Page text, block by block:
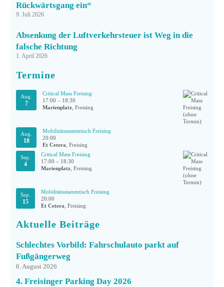
Rückwärtsgang ein“
9. Juli 2026
Absenkung der Luftverkehrsteuer ist Weg in die
falsche Richtung
1. April 2026
Termine
Aug.
7
Critical Mass Freising
17:00 – 18:30
Marienplatz , Freising
Aug.
18
Mobilitätsstammtisch Freising
20:00
Et Cetera , Freising
Sep.
4
Critical Mass Freising
17:00 – 18:30
Marienplatz , Freising
Sep.
15
Mobilitätsstammtisch Freising
20:00
Et Cetera , Freising
Aktuelle Beiträge
Schlechtes Vorbild: Fahrschulauto parkt auf
Fußgängerweg
6. August 2026
4. Freisinger Parking Day 2026